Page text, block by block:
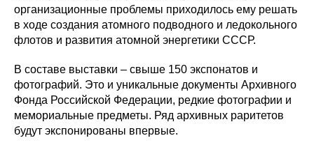
организационные проблемы приходилось ему решать
в ходе создания атомного подводного и ледокольного
флотов и развития атомной энергетики СССР.
В составе выставки – свыше 150 экспонатов и
фотографий. Это и уникальные документы Архивного
Фонда Российской Федерации, редкие фотографии и
мемориальные предметы. Ряд архивных раритетов
будут экспонированы впервые.